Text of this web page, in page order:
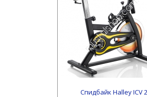
Спидбайк Halley ICV